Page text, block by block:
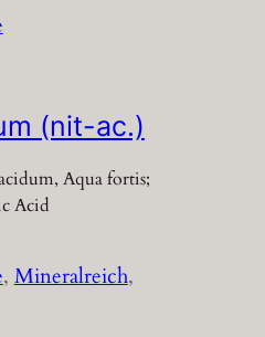
(nit-ac.)
Aqua fortis;
Acid
, Mineralreich